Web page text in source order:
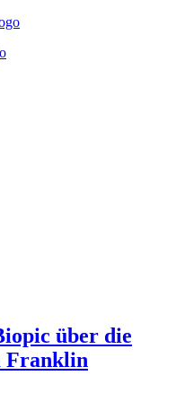
über die
Franklin